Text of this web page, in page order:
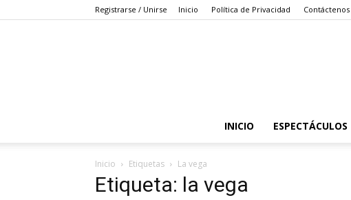
Registrarse / Unirse Inicio Política de Privacidad Contáctenos
INICIO ESPECTÁCULOS
Inicio Etiquetas La vega
Etiqueta: la vega